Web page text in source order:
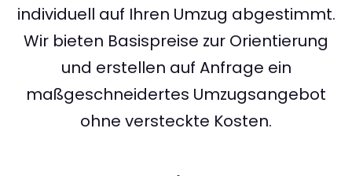
individuell auf Ihren Umzug abgestimmt.
Wir bieten Basispreise zur Orientierung
und erstellen auf Anfrage ein
maßgeschneidertes Umzugsangebot
ohne versteckte Kosten.